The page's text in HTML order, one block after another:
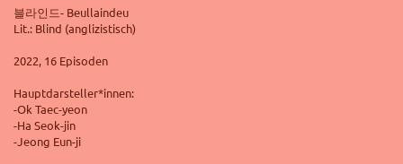
블라인드- Beullaindeu
Lit.: Blind (anglizistisch)
2022, 16 Episoden
Hauptdarsteller*innen:
-Ok Taec-yeon
-Ha Seok-jin
-Jeong Eun-ji